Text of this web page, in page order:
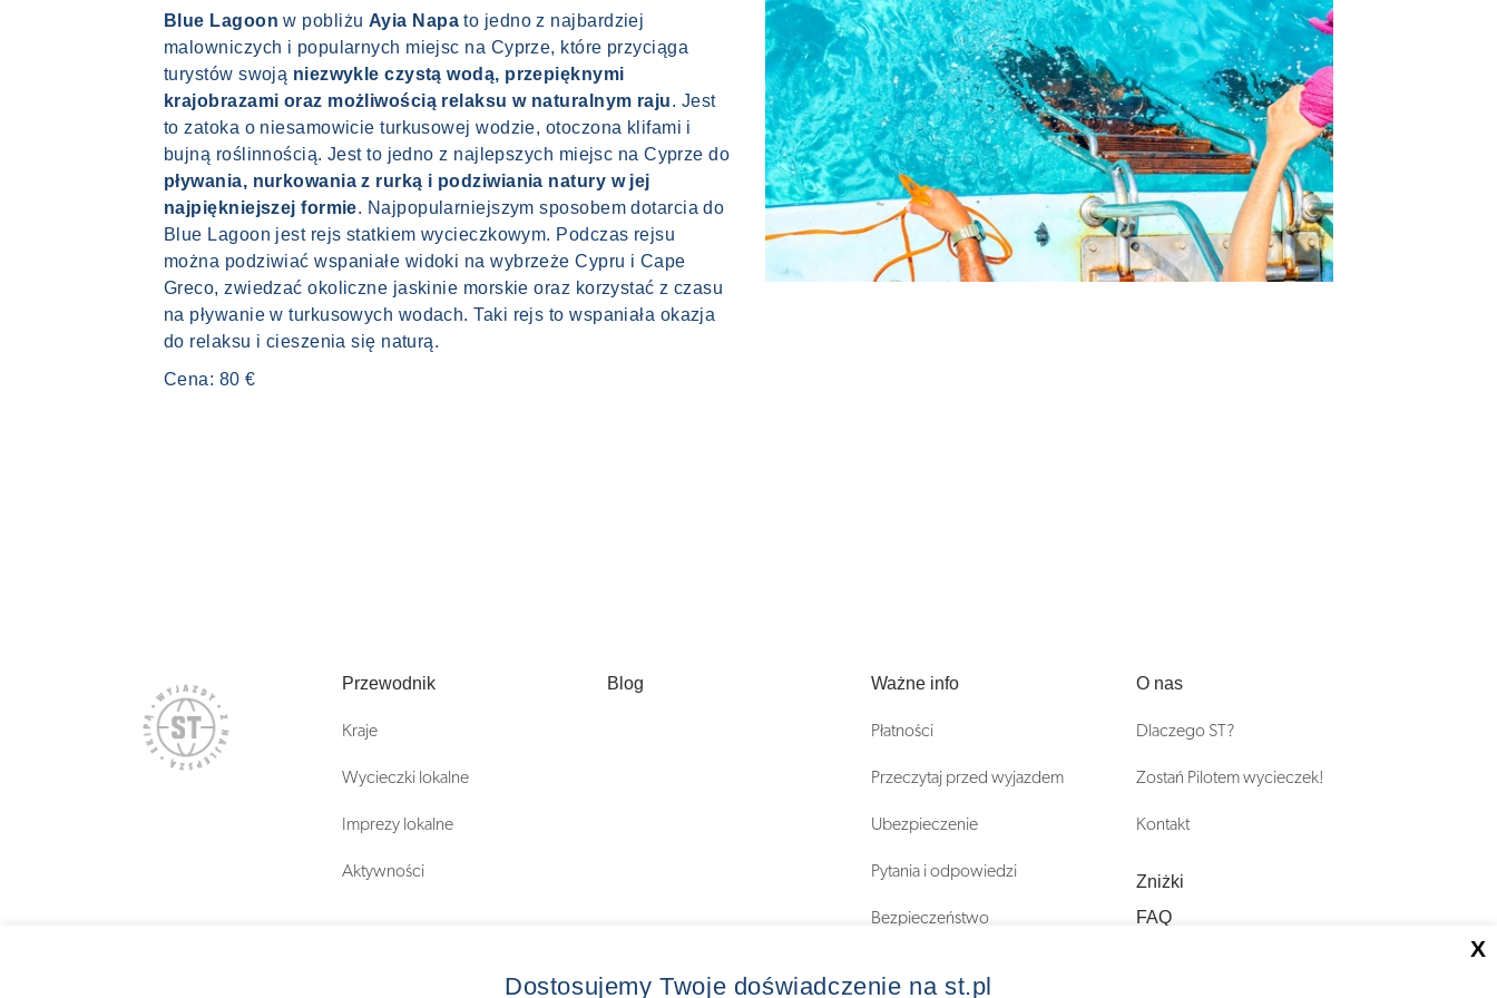
Blue Lagoon w pobliżu Ayia Napato jedno z najbardziej
malowniczych i popularnych miejsc na Cyprze, które przyciąga
turystów swoją niezwykle czystą wodą, przepięknymi
krajobrazami oraz możliwością relaksu w naturalnym raju. Jest
to zatoka o niesamowicie turkusowej wodzie, otoczona klifami i
bujną roślinnością. Jest to jedno z najlepszych miejsc na Cyprze do
pływania, nurkowania z rurką i podziwiania natury w jej
najpiękniejszej formie. Najpopularniejszym sposobem dotarcia do
Blue Lagoon jest rejs statkiem wycieczkowym. Podczas rejsu
można podziwiać wspaniałe widoki na wybrzeże Cypru i Cape
Greco, zwiedzać okoliczne jaskinie morskie oraz korzystać z czasu
na pływanie w turkusowych wodach. Taki rejs to wspaniała okazja
do relaksu i cieszenia się naturą.
Cena: 80 €
Przewodnik
Kraje
Wycieczki lokalne
Imprezy lokalne
Aktywności
Blog Ważne info
Płatności
Przeczytaj przed wyjazdem
Ubezpieczenie
Pytania i odpowiedzi
Bezpieczeństwo
O nas
Dlaczego ST?
Zostań Pilotem wycieczek!
Kontakt
Zniżki
FAQ
Dostosujemy Twoje doświadczenie na st.pl
X